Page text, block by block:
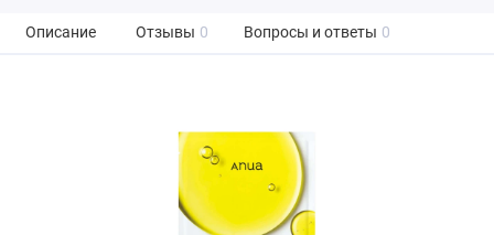
Описание Отзывы 0 Вопросы и ответы 0